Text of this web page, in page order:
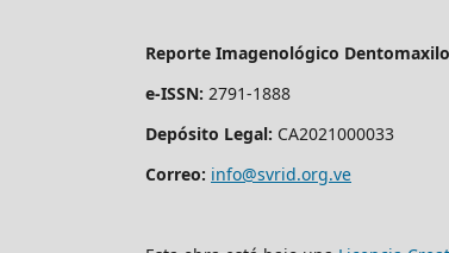
Reporte Imagenológico
e-ISSN: 2791-1888
Depósito Legal: CA2021000033
Correo: info@svrid.org.ve